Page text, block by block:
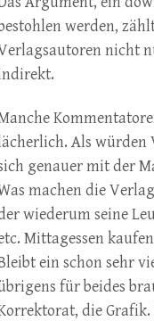
werden,
nicht
Als würden
genauer mit der
machen die
wiederum seine
Mittagessen
ein schon sehr
für beides
die Grafik.